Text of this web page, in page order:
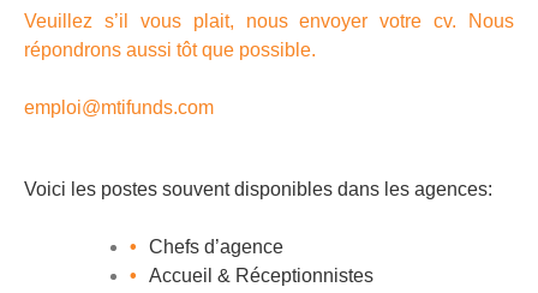
Veuillez s’il vous plait, nous envoyer votre cv. Nous
répondrons aussi tôt que possible.
emploi@mtifunds.com
Voici les postes souvent disponibles dans les agences:
Chefs d’agence
Accueil & Réceptionnistes